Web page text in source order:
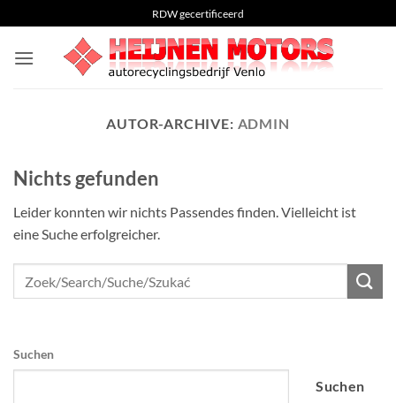
Inhalt
springen
RDW gecertificeerd
AUTOR-ARCHIVE: ADMIN
Nichts gefunden
Leider konnten wir nichts Passendes finden. Vielleicht ist
eine Suche erfolgreicher.
Suchen
Suchen